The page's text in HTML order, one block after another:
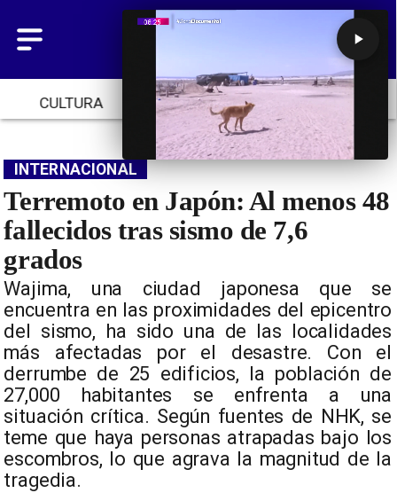
CULTURA TENDENCIAS INICIO
Terremoto en Japón: Al menos 48
fallecidos tras sismo de 7,6
grados
Wajima, una ciudad japonesa que se
encuentra en las proximidades del epicentro
del sismo, ha sido una de las localidades
más afectadas por el desastre. Con el
derrumbe de 25 edificios, la población de
27,000 habitantes se enfrenta a una
situación crítica. Según fuentes de NHK, se
teme que haya personas atrapadas bajo los
escombros, lo que agrava la magnitud de la
tragedia.
INTERNACIONAL